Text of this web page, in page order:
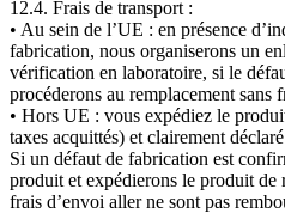
12.4. Frais de transport :
• Au sein de l’UE : en présence
fabrication, nous organiserons un
vérification en laboratoire, si le
procéderons au remplacement sans
• Hors UE : vous expédiez le
taxes acquittés) et clairement
Si un défaut de fabrication est
produit et expédierons le produit de
frais d’envoi aller ne sont pas